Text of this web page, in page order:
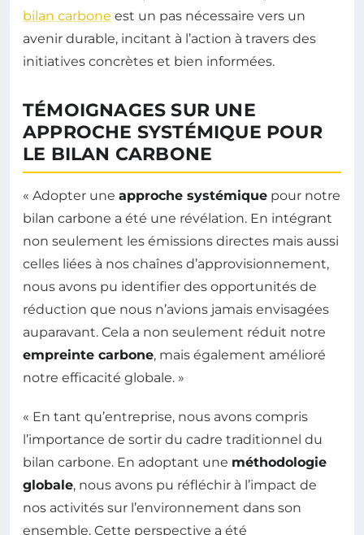
bilan carbone est un pas nécessaire vers un
avenir durable, incitant à l’action à travers des
initiatives concrètes et bien informées.
TÉMOIGNAGES SUR UNE
APPROCHE SYSTÉMIQUE POUR
LE BILAN CARBONE
« Adopter une approche systémique pour notre
bilan carbone a été une révélation. En intégrant
non seulement les émissions directes mais aussi
celles liées à nos chaînes d’approvisionnement,
nous avons pu identifier des opportunités de
réduction que nous n’avions jamais envisagées
auparavant. Cela a non seulement réduit notre
empreinte carbone, mais également amélioré
notre efficacité globale. »
« En tant qu’entreprise, nous avons compris
l’importance de sortir du cadre traditionnel du
bilan carbone. En adoptant une méthodologie
globale, nous avons pu réfléchir à l’impact de
nos activités sur l’environnement dans son
ensemble. Cette perspective a été